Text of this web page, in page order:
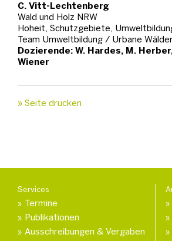
C. Vitt-Lechtenberg
Wald und Holz NRW
Hoheit, Schutzgebiete,
Team Umweltbildung / Urbane
Dozierende: W. Hardes, M.
Wiener
» Seite drucken
Services
Termine
Publikationen
Ausschreibungen & Vergaben